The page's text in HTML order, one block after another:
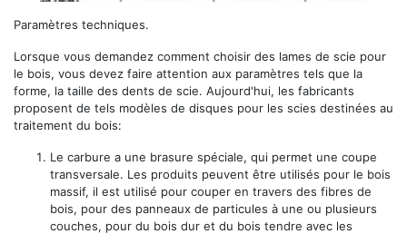
Paramètres techniques.
Lorsque vous demandez comment choisir des lames de scie pour
le bois, vous devez faire attention aux paramètres tels que la
forme, la taille des dents de scie. Aujourd'hui, les fabricants
proposent de tels modèles de disques pour les scies destinées au
traitement du bois:
Le carbure a une brasure spéciale, qui permet une coupe
transversale. Les produits peuvent être utilisés pour le bois
massif, il est utilisé pour couper en travers des fibres de
bois, pour des panneaux de particules à une ou plusieurs
couches, pour du bois dur et du bois tendre avec les